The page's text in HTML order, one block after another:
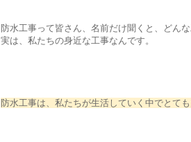
防水工事って皆さん、名前だけ聞くと、どん
実は、私たちの身近な工事なんです。
防水工事は、私たちが生活していく中でとて